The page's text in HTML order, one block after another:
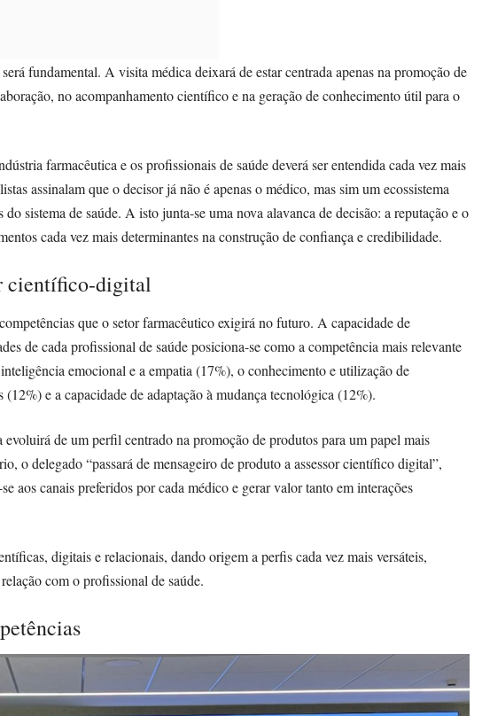
fundamental. A visita médica deixará de estar centrada apenas na promoção de
no acompanhamento científico e na geração de conhecimento útil para o
farmacêutica e os profissionais de saúde deverá ser entendida cada vez mais
assinalam que o decisor já não é apenas o médico, mas sim um ecossistema
sistema de saúde. A isto junta-se uma nova alavanca de decisão: a reputação e o
cada vez mais determinantes na construção de confiança e credibilidade.
científico-digital
que o setor farmacêutico exigirá no futuro. A capacidade de
de cada profissional de saúde posiciona-se como a competência mais relevante
emocional e a empatia (17%), o conhecimento e utilização de
e a capacidade de adaptação à mudança tecnológica (12%).
de um perfil centrado na promoção de produtos para um papel mais
o delegado “passará de mensageiro de produto a assessor científico digital”,
aos canais preferidos por cada médico e gerar valor tanto em interações
digitais e relacionais, dando origem a perfis cada vez mais versáteis,
com o profissional de saúde.